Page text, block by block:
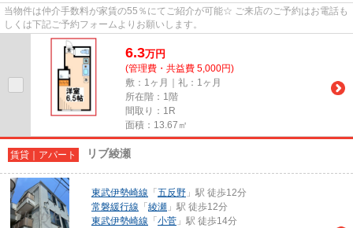
当物件は仲介手数料が家賃の55％にてご紹介が可能☆ ご来店のご予約はお電話も
しくは下記ご予約フォームよりお願いします。
6.3万円
(管理費・共益費 5,000円)
敷：1ヶ月｜礼：1ヶ月
所在階：1階
間取り：1R
面積：13.67㎡
賃貸｜アパート リブ綾瀬
東武伊勢崎線 「 五反野 」駅 徒歩12分
常磐緩行線 「 綾瀬 」駅 徒歩12分
東武伊勢崎線 「 小菅 」駅 徒歩14分